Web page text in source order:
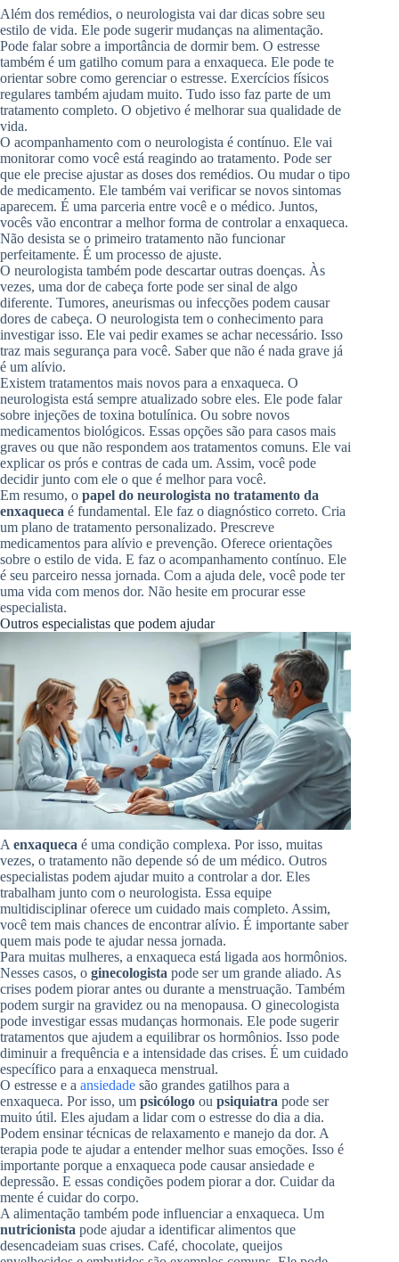
Além dos remédios, o neurologista vai dar dicas sobre seu
estilo de vida. Ele pode sugerir mudanças na alimentação.
Pode falar sobre a importância de dormir bem. O estresse
também é um gatilho comum para a enxaqueca. Ele pode te
orientar sobre como gerenciar o estresse. Exercícios físicos
regulares também ajudam muito. Tudo isso faz parte de um
tratamento completo. O objetivo é melhorar sua qualidade de
vida.
O acompanhamento com o neurologista é contínuo. Ele vai
monitorar como você está reagindo ao tratamento. Pode ser
que ele precise ajustar as doses dos remédios. Ou mudar o tipo
de medicamento. Ele também vai verificar se novos sintomas
aparecem. É uma parceria entre você e o médico. Juntos,
vocês vão encontrar a melhor forma de controlar a enxaqueca.
Não desista se o primeiro tratamento não funcionar
perfeitamente. É um processo de ajuste.
O neurologista também pode descartar outras doenças. Às
vezes, uma dor de cabeça forte pode ser sinal de algo
diferente. Tumores, aneurismas ou infecções podem causar
dores de cabeça. O neurologista tem o conhecimento para
investigar isso. Ele vai pedir exames se achar necessário. Isso
traz mais segurança para você. Saber que não é nada grave já
é um alívio.
Existem tratamentos mais novos para a enxaqueca. O
neurologista está sempre atualizado sobre eles. Ele pode falar
sobre injeções de toxina botulínica. Ou sobre novos
medicamentos biológicos. Essas opções são para casos mais
graves ou que não respondem aos tratamentos comuns. Ele vai
explicar os prós e contras de cada um. Assim, você pode
decidir junto com ele o que é melhor para você.
Em resumo, o papel do neurologista no tratamento da
enxaqueca é fundamental. Ele faz o diagnóstico correto. Cria
um plano de tratamento personalizado. Prescreve
medicamentos para alívio e prevenção. Oferece orientações
sobre o estilo de vida. E faz o acompanhamento contínuo. Ele
é seu parceiro nessa jornada. Com a ajuda dele, você pode ter
uma vida com menos dor. Não hesite em procurar esse
especialista.
Outros especialistas que podem ajudar
A enxaqueca é uma condição complexa. Por isso, muitas
vezes, o tratamento não depende só de um médico. Outros
especialistas podem ajudar muito a controlar a dor. Eles
trabalham junto com o neurologista. Essa equipe
multidisciplinar oferece um cuidado mais completo. Assim,
você tem mais chances de encontrar alívio. É importante saber
quem mais pode te ajudar nessa jornada.
Para muitas mulheres, a enxaqueca está ligada aos hormônios.
Nesses casos, o ginecologista pode ser um grande aliado. As
crises podem piorar antes ou durante a menstruação. Também
podem surgir na gravidez ou na menopausa. O ginecologista
pode investigar essas mudanças hormonais. Ele pode sugerir
tratamentos que ajudem a equilibrar os hormônios. Isso pode
diminuir a frequência e a intensidade das crises. É um cuidado
específico para a enxaqueca menstrual.
O estresse e a ansiedade são grandes gatilhos para a
enxaqueca. Por isso, um psicólogo ou psiquiatra pode ser
muito útil. Eles ajudam a lidar com o estresse do dia a dia.
Podem ensinar técnicas de relaxamento e manejo da dor. A
terapia pode te ajudar a entender melhor suas emoções. Isso é
importante porque a enxaqueca pode causar ansiedade e
depressão. E essas condições podem piorar a dor. Cuidar da
mente é cuidar do corpo.
A alimentação também pode influenciar a enxaqueca. Um
nutricionista pode ajudar a identificar alimentos que
desencadeiam suas crises. Café, chocolate, queijos